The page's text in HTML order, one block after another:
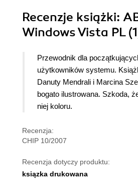
Recenzje książki:
Windows Vista PL
Przewodnik dla
użytkowników systemu.
Danuty Mendrali i Marcina
bogato ilustrowana. Szkoda,
niej koloru.
Recenzja:
CHIP 10/2007
Recenzja dotyczy produktu:
ksiązka drukowana